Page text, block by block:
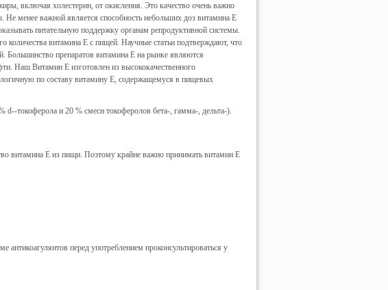
включая холестерин, от окисления. Это качество очень важно
менее важной является способность небольших доз витамина Е
питательную поддержку органам репродуктивной системы.
количества витамина Е с пищей. Научные статьи подтверждают, что
Большинство препаратов витамина Е на рынке являются
Наш Витамин Е изготовлен из высококачественного
по составу витамину Е, содержащемуся в пищевых
d--токоферола и 20 % смеси токоферолов бета-, гамма-, дельта-).
витамина Е из пищи. Поэтому крайне важно принимать витамин Е
перед употреблением проконсультироваться у